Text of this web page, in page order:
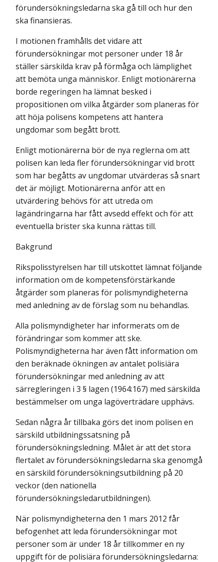
förundersökningsledarna ska gå till och hur den
ska finansieras.
I motionen framhålls det vidare att
förundersökningar mot personer under 18 år
ställer särskilda krav på förmåga och lämplighet
att bemöta unga människor. Enligt motionärerna
borde regeringen ha lämnat besked i
propositionen om vilka åtgärder som planeras för
att höja polisens kompetens att hantera
ungdomar som begått brott.
Enligt motionärerna bör de nya reglerna om att
polisen kan leda fler förundersökningar vid brott
som har begåtts av ungdomar utvärderas så snart
det är möjligt. Motionärerna anför att en
utvärdering behövs för att utreda om
lagändringarna har fått avsedd effekt och för att
eventuella brister ska kunna rättas till.
Bakgrund
Rikspolisstyrelsen har till utskottet lämnat följande
information om de kompetensförstärkande
åtgärder som planeras för polismyndigheterna
med anledning av de förslag som nu behandlas.
Alla polismyndigheter har informerats om de
förändringar som kommer att ske.
Polismyndigheterna har även fått information om
den beräknade ökningen av antalet polisiära
förundersökningar med anledning av att
särregleringen i 3 § lagen (1964:167) med särskilda
bestämmelser om unga lagöverträdare upphävs.
Sedan några år tillbaka görs det inom polisen en
särskild utbildningssatsning på
förundersökningsledning. Målet är att det stora
flertalet av förundersökningsledarna ska genomgå
en särskild förundersökningsutbildning på 20
veckor (den nationella
förundersökningsledarutbildningen).
När polismyndigheterna den 1 mars 2012 får
befogenhet att leda förundersökningar mot
personer som är under 18 år tillkommer en ny
uppgift för de polisiära förundersökningsledarna: